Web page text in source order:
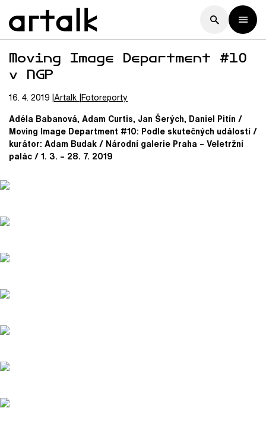
Moving Image Department #10
v NGP
16. 4. 2019 Artalk Fotoreporty
Adéla Babanová, Adam Curtis, Jan Šerých, Daniel Pitín /
Moving Image Department #10: Podle skutečných událostí /
kurátor: Adam Budak / Národní galerie Praha – Veletržní
palác / 1. 3. – 28. 7. 2019